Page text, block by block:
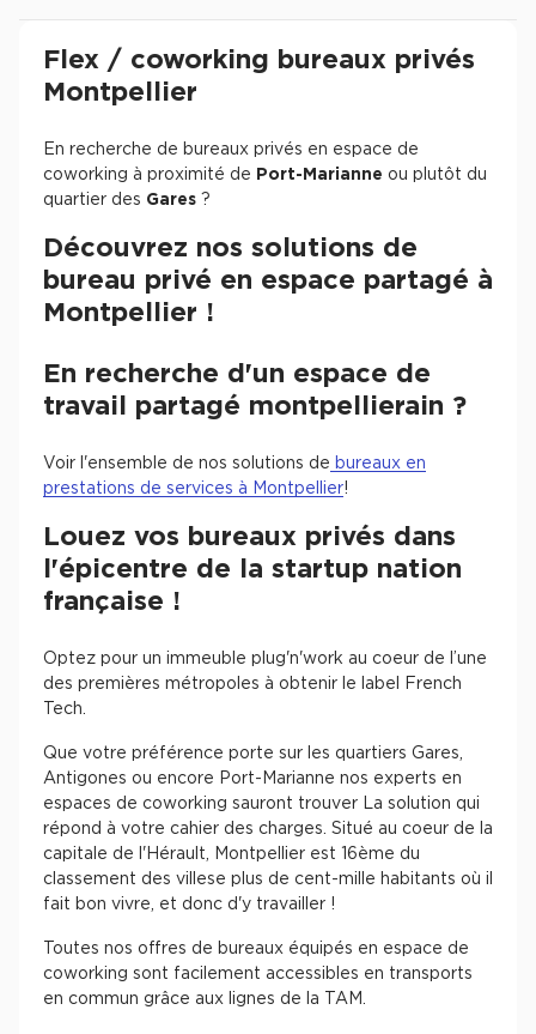
Revenir à l'accueil -
Flex / coworking bureaux privés
Montpellier
En recherche de bureaux privés en espace de
coworking à proximité de Port-Marianne ou plutôt du
quartier des Gares ?
Découvrez nos solutions de
bureau privé en espace partagé à
Montpellier !
En recherche d'un espace de
travail partagé montpellierain ?
Voir l'ensemble de nos solutions de bureaux en
prestations de services à Montpellier!
Louez vos bureaux privés dans
l'épicentre de la startup nation
française !
Optez pour un immeuble plug'n'work au coeur de l’une
des premières métropoles à obtenir le label French
Tech.
Que votre préférence porte sur les quartiers Gares,
Antigones ou encore Port-Marianne nos experts en
espaces de coworking sauront trouver La solution qui
répond à votre cahier des charges. Situé au coeur de la
capitale de l'Hérault, Montpellier est 16ème du
classement des villese plus de cent-mille habitants où il
fait bon vivre, et donc d'y travailler !
Toutes nos offres de bureaux équipés en espace de
coworking sont facilement accessibles en transports
en commun grâce aux lignes de la TAM.